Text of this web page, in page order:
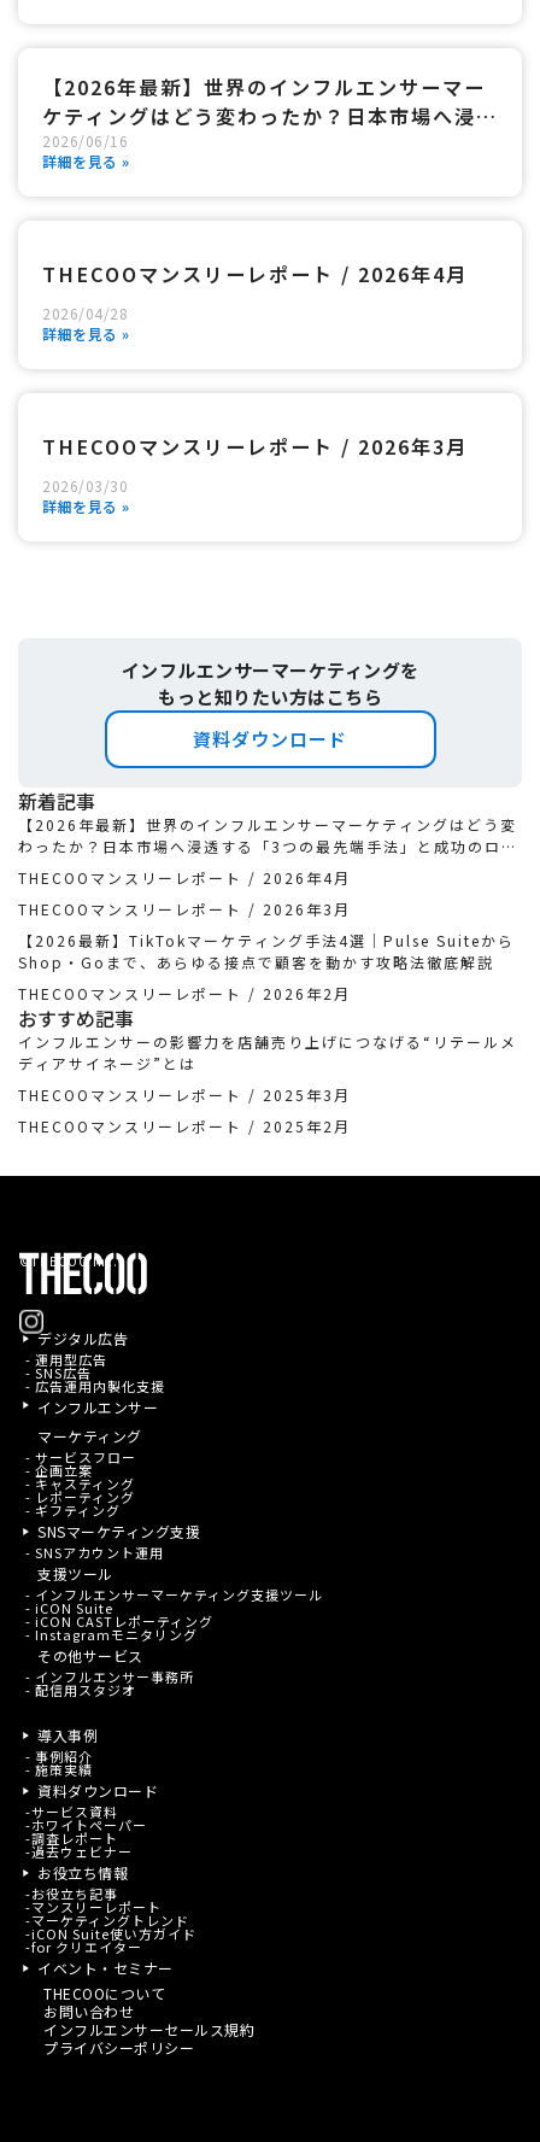
【2026年最新】世界のインフルエンサーマー
ケティングはどう変わったか？日本市場へ浸透
する「3つの最先端手法」と成功のロードマッ
プ
2026/06/16
詳細を見る »
THECOOマンスリーレポート / 2026年4月
2026/04/28
詳細を見る »
THECOOマンスリーレポート / 2026年3月
2026/03/30
詳細を見る »
インフルエンサーマーケティングを
もっと知りたい方はこちら
資料ダウンロード
新着記事
【2026年最新】世界のインフルエンサーマーケティングはどう変
わったか？日本市場へ浸透する「3つの最先端手法」と成功のロー
THECOOマンスリーレポート / 2026年4月
THECOOマンスリーレポート / 2026年3月
【2026最新】TikTokマーケティング手法4選｜Pulse Suiteから
Shop・Goまで、あらゆる接点で顧客を動かす攻略法徹底解説
THECOOマンスリーレポート / 2026年2月
おすすめ記事
インフルエンサーの影響力を店舗売り上げにつなげる“リテールメ
ディアサイネージ”とは
THECOOマンスリーレポート / 2025年3月
THECOOマンスリーレポート / 2025年2月
デジタル広告
- 運用型広告
- SNS広告
- 広告運用内製化支援
インフルエンサー
マーケティング
- サービスフロー
- 企画立案
- キャスティング
- レポーティング
- ギフティング
SNSマーケティング支援
- SNSアカウント運用
支援ツール
- インフルエンサーマーケティング支援ツール
- iCON Suite
- iCON CASTレポーティング
- Instagramモニタリング
その他サービス
- インフルエンサー事務所
- 配信用スタジオ
導入事例
- 事例紹介
- 施策実績
資料ダウンロード
-サービス資料
-ホワイトペーパー
-調査レポート
-過去ウェビナー
お役立ち情報
-お役立ち記事
-マンスリーレポート
-マーケティングトレンド
-iCON Suite使い方ガイド
-for クリエイター
イベント・セミナー
THECOOについて
お問い合わせ
インフルエンサーセールス規約
プライバシーポリシー
©THECOO Inc.